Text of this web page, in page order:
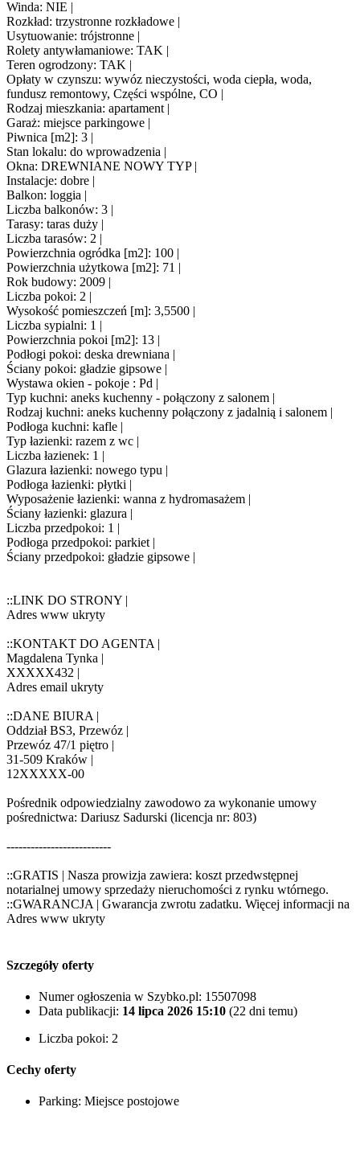
Winda: NIE |
Rozkład: trzystronne rozkładowe |
Usytuowanie: trójstronne |
Rolety antywłamaniowe: TAK |
Teren ogrodzony: TAK |
Opłaty w czynszu: wywóz nieczystości, woda ciepła, woda,
fundusz remontowy, Części wspólne, CO |
Rodzaj mieszkania: apartament |
Garaż: miejsce parkingowe |
Piwnica [m2]: 3 |
Stan lokalu: do wprowadzenia |
Okna: DREWNIANE NOWY TYP |
Instalacje: dobre |
Balkon: loggia |
Liczba balkonów: 3 |
Tarasy: taras duży |
Liczba tarasów: 2 |
Powierzchnia ogródka [m2]: 100 |
Powierzchnia użytkowa [m2]: 71 |
Rok budowy: 2009 |
Liczba pokoi: 2 |
Wysokość pomieszczeń [m]: 3,5500 |
Liczba sypialni: 1 |
Powierzchnia pokoi [m2]: 13 |
Podłogi pokoi: deska drewniana |
Ściany pokoi: gładzie gipsowe |
Wystawa okien - pokoje : Pd |
Typ kuchni: aneks kuchenny - połączony z salonem |
Rodzaj kuchni: aneks kuchenny połączony z jadalnią i salonem |
Podłoga kuchni: kafle |
Typ łazienki: razem z wc |
Liczba łazienek: 1 |
Glazura łazienki: nowego typu |
Podłoga łazienki: płytki |
Wyposażenie łazienki: wanna z hydromasażem |
Ściany łazienki: glazura |
Liczba przedpokoi: 1 |
Podłoga przedpokoi: parkiet |
Ściany przedpokoi: gładzie gipsowe |
::LINK DO STRONY |
Adres www ukryty
::KONTAKT DO AGENTA |
Magdalena Tynka |
XXXXX432 |
Adres email ukryty
::DANE BIURA |
Oddział BS3, Przewóz |
Przewóz 47/1 piętro |
31-509 Kraków |
12XXXXX-00
Pośrednik odpowiedzialny zawodowo za wykonanie umowy
pośrednictwa: Dariusz Sadurski (licencja nr: 803)
--------------------------
::GRATIS | Nasza prowizja zawiera: koszt przedwstępnej
notarialnej umowy sprzedaży nieruchomości z rynku wtórnego.
::GWARANCJA | Gwarancja zwrotu zadatku. Więcej informacji na
Adres www ukryty
Szczegóły oferty
Numer ogłoszenia w Szybko.pl: 15507098
Data publikacji: 14 lipca 2026 15:10 (22 dni temu)
Liczba pokoi: 2
Cechy oferty
Parking: Miejsce postojowe